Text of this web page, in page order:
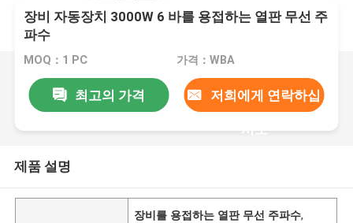
장비 자동장치 3000W 6 바를 용접하는 열판 무선 주
파수
MOQ：1 PC 가격：WBA
최고의 가격 저희에게 연락하십
시오
제품 설명
장비를 용접하는 열판 무선 주파수,